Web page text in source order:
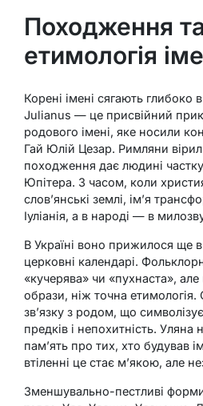
Походження
етимологія
Корені імені сягають глибоко
Julianus — це присвійний
родового імені, яке носили
Гай Юлій Цезар. Римляни
походження дає людині
Юпітера. З часом, коли
слов’янські землі, ім’я
Іуліанія, а в народі — в
В Україні воно прижилося ще
церковні календарі.
«кучерява» чи «пухнаста»,
образи, ніж точна
зв’язку з родом, що
предків і непохитність. Уляна
пам’ять про тих, хто будував
втіленні це стає м’якою, але
Зменшувально-пестливі